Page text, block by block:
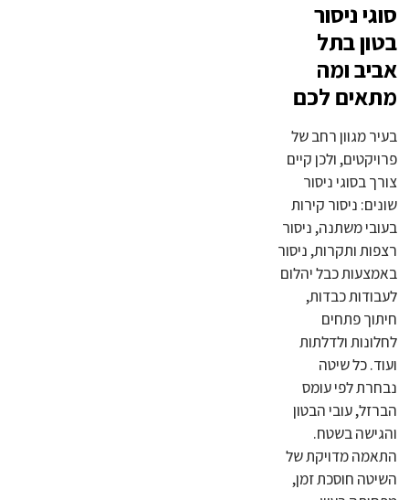
סוגי ניסור
בטון בתל
אביב ומה
מתאים לכם
בעיר מגוון רחב של
פרויקטים, ולכן קיים
צורך בסוגי ניסור
שונים: ניסור קירות
בעובי משתנה, ניסור
רצפות ותקרות, ניסור
באמצעות כבל יהלום
לעבודות כבדות,
חיתוך פתחים
לחלונות ולדלתות
ועוד. כל שיטה
נבחרת לפי עומס
הברזל, עובי הבטון
והגישה בשטח.
התאמה מדויקת של
השיטה חוסכת זמן,